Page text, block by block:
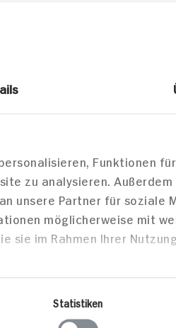
Funktionen
zu analysieren.
unsere Partner für soziale
möglicherweise mit
sie im Rahmen Ihrer
Statistiken